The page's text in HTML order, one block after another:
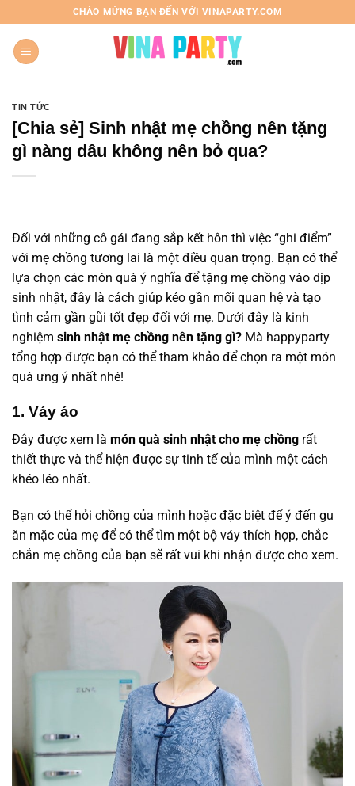
đến
nội
dung
CHÀO MỪNG BẠN ĐẾN VỚI VINAPARTY.COM
TIN TỨC
[Chia sẻ] Sinh nhật mẹ chồng nên tặng
gì nàng dâu không nên bỏ qua?
Đối với những cô gái đang sắp kết hôn thì việc “ghi điểm”
với mẹ chồng tương lai là một điều quan trọng. Bạn có thể
lựa chọn các món quà ý nghĩa để tặng mẹ chồng vào dịp
sinh nhật, đây là cách giúp kéo gần mối quan hệ và tạo
tình cảm gần gũi tốt đẹp đối với mẹ. Dưới đây là kinh
nghiệm sinh nhật mẹ chồng nên tặng gì? Mà happyparty
tổng hợp được bạn có thể tham khảo để chọn ra một món
quà ưng ý nhất nhé!
1. Váy áo
Đây được xem là món quà sinh nhật cho mẹ chồng rất
thiết thực và thể hiện được sự tinh tế của mình một cách
khéo léo nhất.
Bạn có thể hỏi chồng của mình hoặc đặc biệt để ý đến gu
ăn mặc của mẹ để có thể tìm một bộ váy thích hợp, chắc
chắn mẹ chồng của bạn sẽ rất vui khi nhận được cho xem.